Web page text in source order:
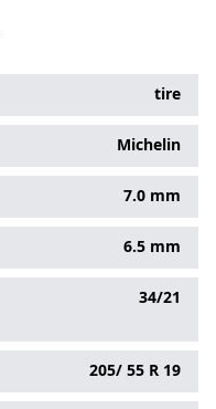
tire
Michelin
7.0 mm
6.5 mm
34/21
205/ 55 R 19